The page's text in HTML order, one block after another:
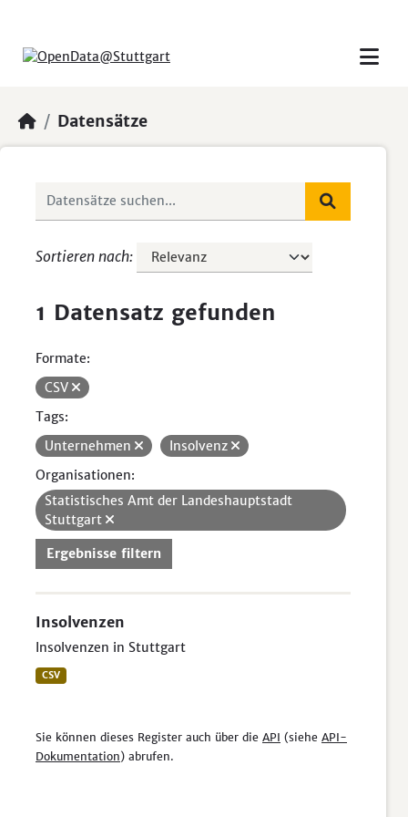
Datensätze
Sortieren nach
1 Datensatz gefunden
Formate:
CSV
Tags:
Unternehmen
Insolvenz
Organisationen:
Statistisches Amt der Landeshauptstadt
Stuttgart
Ergebnisse filtern
Insolvenzen
Insolvenzen in Stuttgart
CSV
Sie können dieses Register auch über die API (siehe API-
Dokumentation) abrufen.